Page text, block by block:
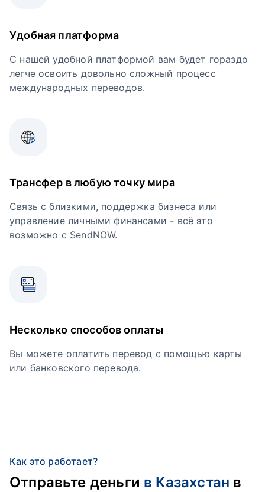
Удобная платформа
С нашей удобной платформой вам будет гораздо
легче освоить довольно сложный процесс
международных переводов.
Трансфер в любую точку мира
Связь с близкими, поддержка бизнеса или
управление личными финансами - всё это
возможно с SendNOW.
Несколько способов оплаты
Вы можете оплатить перевод с помощью карты
или банковского перевода.
Как это работает?
Отправьте деньги в Казахстан в